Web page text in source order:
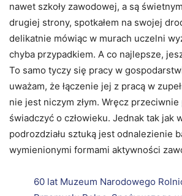
nawet szkoły zawodowej, a są
drugiej strony, spotkałem na swojej
delikatnie mówiąc w murach uczelni
chyba przypadkiem. A co najlepsze,
To samo tyczy się pracy w
uważam, że łączenie jej z pracą w
nie jest niczym złym. Wręcz
świadczyć o człowieku. Jednak tak jak
podrozdziału sztuką jest odnalezienie
wymienionymi formami aktywności
60 lat Muzeum Narodowego